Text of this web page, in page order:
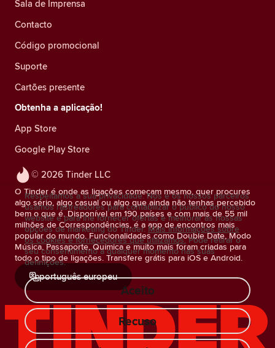
© 2026 Tinder LLC
O Tinder é onde as ligações começam mesmo, quer procures
algo sério, algo casual ou algo que ainda não tenhas percebido
bem o que é. Disponível em 190 países e com mais de 55 mil
milhões de Correspondências, é a app de encontros mais
popular do mundo. Funcionalidades como Double Date, Modo
Música, Passaporte, Química e muito mais foram criadas para
todo o tipo de ligações. Transfere grátis para iOS e Android.
português europeu
Sala de Imprensa
Contacto
Código promocional
Suporte
Cartões presente
Obtenha a aplicação!
App Store
Google Play Store
Respeitamos a sua privacidade. Nós e os nossos parceiros
usamos rastreadores para contabilizar o público do nosso
website e para lhe fornecer ofertas e melhorar as nossas
opções de marketing do Tinder. Mais informações sobre
os cookies e fornecedores que utilizamos. Pode retirar o
seu consentimento a qualquer momento nas suas
definições.
Aceito
Recuso